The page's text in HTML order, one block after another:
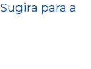
Sugira para a